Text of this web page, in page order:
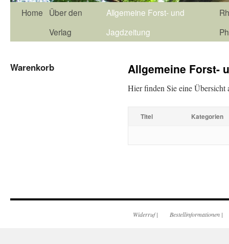
Home
Über den
Verlag
Allgemeine Forst- und
Jagdzeitung
Allgemeine Forst-
Hier finden Sie eine
Titel Kategorien
Warenkorb
Widerruf| Bestellinformationen |